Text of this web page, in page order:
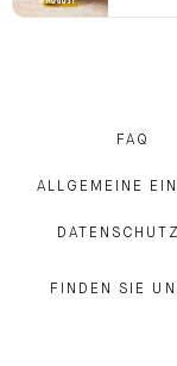
FAQ
ALLGEMEINE
DATENSCHUTZ
FINDEN SIE